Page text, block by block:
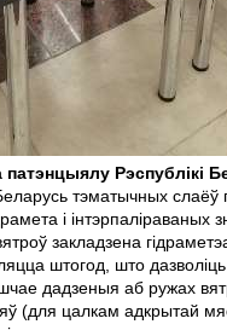
Рэспублікі
Беларусь тэматычных
і інтэрпаліраваных
закладзена
штогод, што
дадзеныя аб ружах
(для цалкам адкрытай